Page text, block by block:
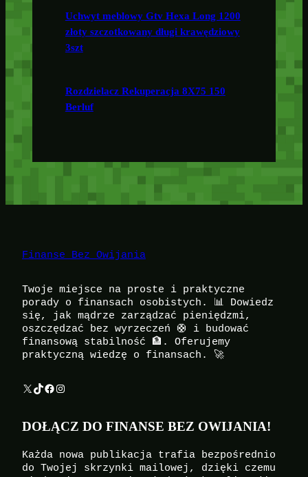
Uchwyt meblowy Gtv Hexa Long 1200
złoty szczotkowany długi krawędziowy
3szt
Rozdzielacz Rekuperacja 8X75 150
Berluf
Finanse Bez Owijania
Twoje miejsce na proste i praktyczne
porady o finansach osobistych. 📊 Dowiedz
się, jak mądrze zarządzać pieniędzmi,
oszczędzać bez wyrzeczeń 🛟 i budować
finansową stabilność 🏦. Oferujemy
praktyczną wiedzę o finansach. 🚀
X TikTok Facebook Instagram
DOŁĄCZ DO FINANSE BEZ OWIJANIA!
Każda nowa publikacja trafia bezpośrednio
do Twojej skrzynki mailowej, dzięki czemu